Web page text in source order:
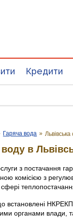
Кредити
Гаряча вода » Львівська
в
з постачання
комісією з
встановлені
органами влади,